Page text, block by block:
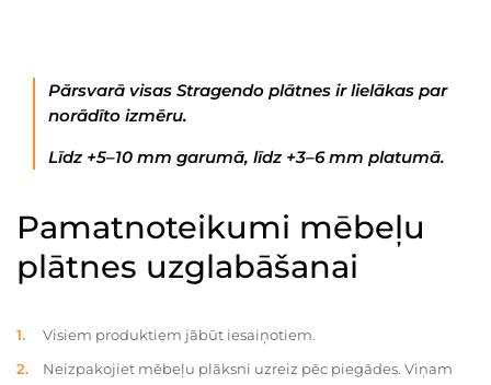
Pārsvarā visas Stragendo plātnes ir lielākas par
norādīto izmēru.
Līdz +5–10 mm garumā, līdz +3–6 mm platumā.
Pamatnoteikumi mēbeļu
plātnes uzglabāšanai
Visiem produktiem jābūt iesaiņotiem.
Neizpakojiet mēbeļu plāksni uzreiz pēc piegādes. Viņam